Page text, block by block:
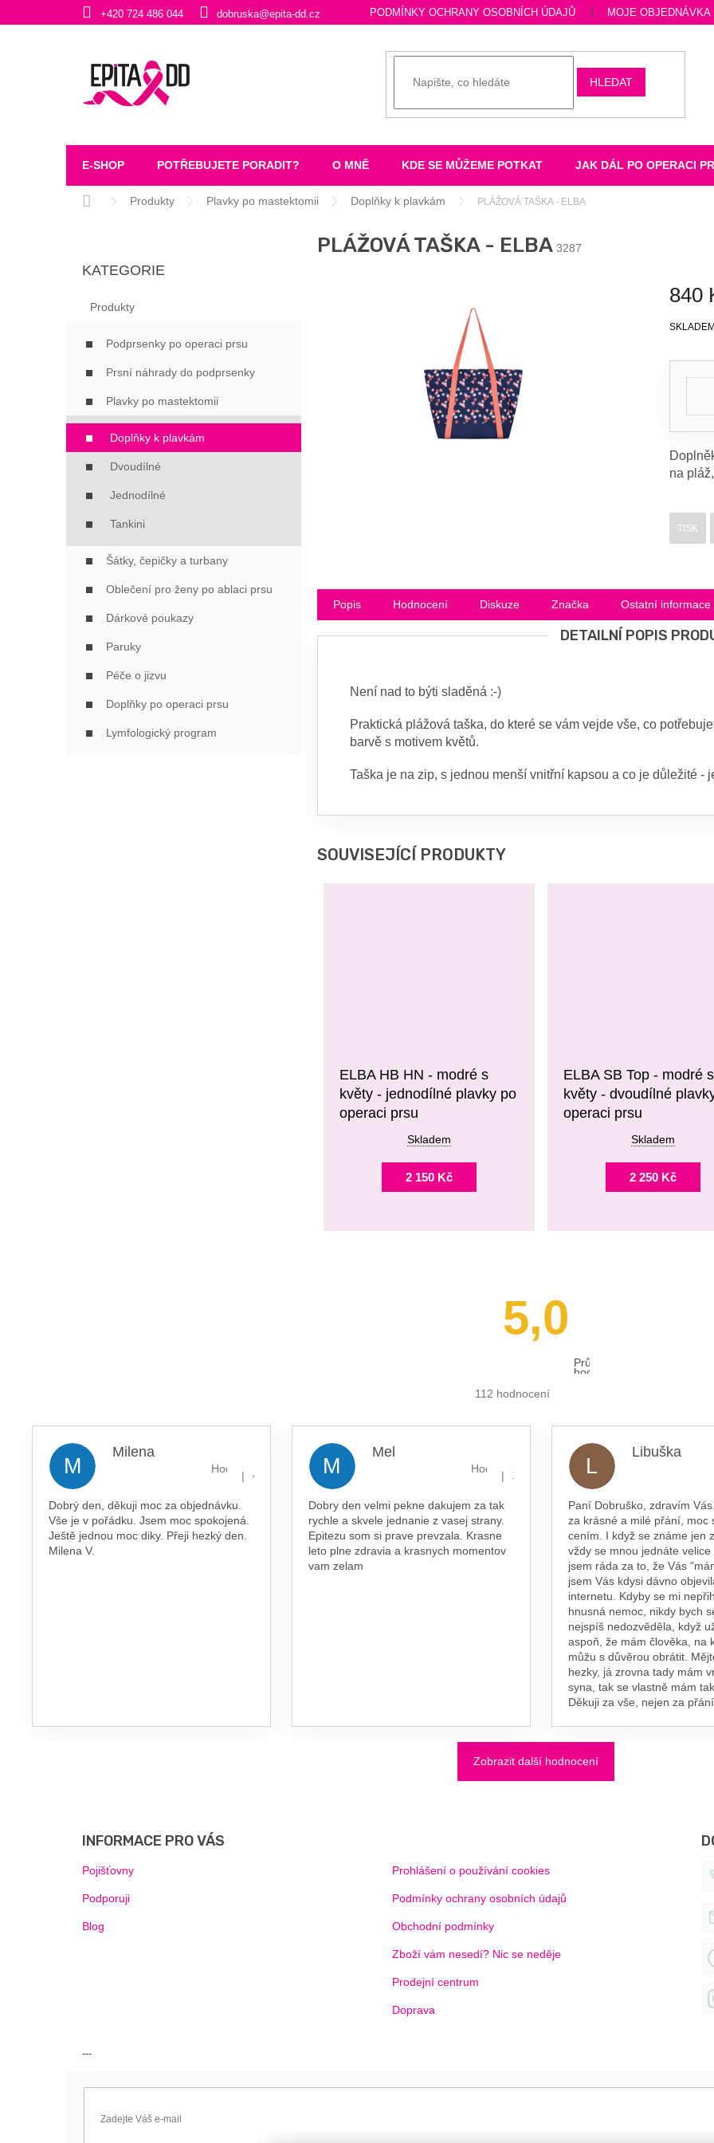
+420 724 486 044 dobruska@epita-dd.cz PODMÍNKY OCHRANY OSOBNÍCH ÚDAJŮ MOJE OBJEDNÁVKA
HLEDAT
E-SHOP POTŘEBUJETE PORADIT? O MNĚ KDE SE MŮŽEME POTKAT JAK DÁL PO OPERACI
Domů Produkty Plavky po mastektomii Doplňky k plavkám PLÁŽOVÁ TAŠKA - ELBA
N
L
kategorie
KATEGORIE
Produkty
Podprsenky po operaci prsu
Prsní náhrady do podprsenky
Plavky po mastektomii
Doplňky k plavkám
Dvoudílné
Jednodílné
Tankini
Šátky, čepičky a turbany
Oblečení pro ženy po ablaci prsu
Dárkové poukazy
Paruky
Péče o jizvu
Doplňky po operaci prsu
Lymfologický program
PLÁŽOVÁ TAŠKA - ELBA 3287
840
Měrná
SKLADEM
na
TISK
Popis Hodnocení Diskuze Značka Ostatní informace
DETAILNÍ POPIS
Není nad to býti sladěná :-)
Praktická plážová taška, do které se vám vejde vše, co
barvě s motivem květů.
Taška je na zip, s jednou menší vnitřní kapsou a co je důležité -
SOUVISEJÍCÍ PRODUKTY
ELBA HB HN - modré s
květy - jednodílné plavky po
operaci prsu
Skladem
2 150 Kč
ELBA SB Top - modré s
květy - dvoudílné
operaci prsu
Skladem
2 250 Kč
5,0
Průměrné
hodnocení
112 hodnocení
M
Milena
Hodnocení obchodu je 5 z 5 hvězdiček.
| 4.8.2026
Dobrý den, děkuji moc za objednávku.
Vše je v pořádku. Jsem moc spokojená.
Ještě jednou moc diky. Přeji hezký den.
Milena V.
M
Mel
Hodnocení obchodu je 5 z 5 hvězdiček.
| 16.7.2026
Dobry den velmi pekne dakujem za tak
rychle a skvele jednanie z vasej strany.
Epitezu som si prave prevzala. Krasne
leto plne zdravia a krasnych momentov
vam zelam
L
Libuška
Paní Dobruško, zdravím
za krásné a milé přání, moc
cením. I když se známe jen
vždy se mnou jednáte velice
jsem ráda za to, že Vás
jsem Vás kdysi dávno
internetu. Kdyby se mi
hnusná nemoc, nikdy bych
nejspíš nedozvěděla, když
aspoň, že mám člověka, na
můžu s důvěrou obrátit.
hezky, já zrovna tady mám
syna, tak se vlastně mám
Děkuji za vše, nejen za
Zobrazit další hodnocení
INFORMACE PRO VÁS
Pojišťovny
Podporuji
Blog
Prohlášení o používání cookies
Podmínky ochrany osobních údajů
Obchodní podmínky
Zboží vám nesedí? Nic se neděje
Prodejní centrum
Doprava
---